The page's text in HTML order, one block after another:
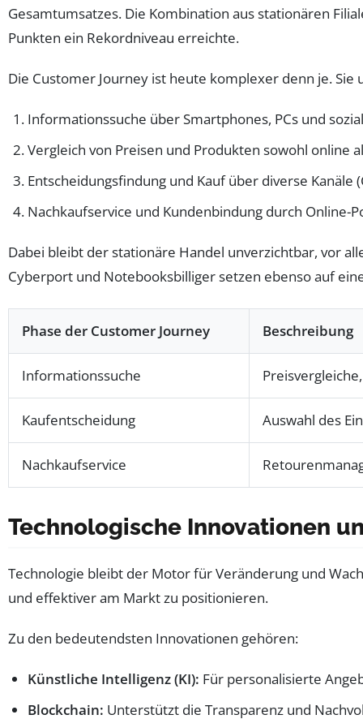
Gesamtumsatzes. Die Kombination aus stationären
Punkten ein Rekordniveau erreichte.
Die Customer Journey ist heute komplexer denn je.
Informationssuche über Smartphones, PCs und
Vergleich von Preisen und Produkten sowohl online
Entscheidungsfindung und Kauf über diverse Kanäle
Nachkaufservice und Kundenbindung durch Online-
Dabei bleibt der stationäre Handel unverzichtbar, vor
Cyberport und Notebooksbilliger setzen ebenso auf
Phase der Customer Journey Beschreibung
Informationssuche
Kaufentscheidung Auswahl des
Nachkaufservice
Technologische Innovationen
Technologie bleibt der Motor für Veränderung und
und effektiver am Markt zu positionieren.
Zu den bedeutendsten Innovationen gehören:
Künstliche Intelligenz (KI): Für personalisierte
Blockchain: Unterstützt die Transparenz und